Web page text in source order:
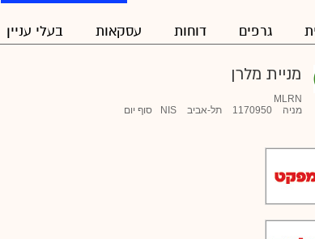
גרפים דוחות עסקאות בעלי עניין
מניית מלרן
MLRN
מניה
1170950 תל-אביב NIS סוף יום